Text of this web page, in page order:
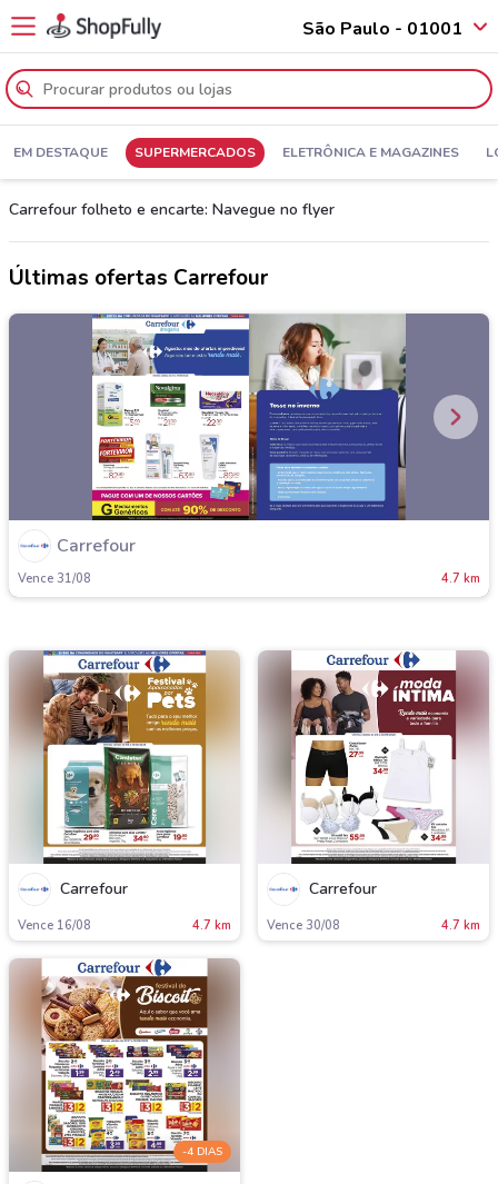
São Paulo - 01001
EM DESTAQUE SUPERMERCADOS ELETRÔNICA E MAGAZINES
Carrefour folheto e encarte: Navegue no flyer
Últimas ofertas Carrefour
Carrefour
Vence 31/08 4.7 km
Carrefour
Vence 16/08 4.7 km
Carrefour
Vence 30/08 4.7 km
-4 DIAS